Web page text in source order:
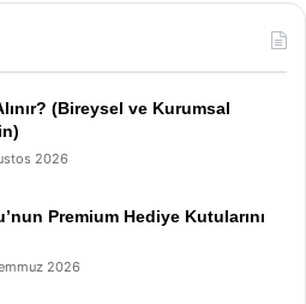
(Bireysel ve Kurumsal
2026
Premium Hediye Kutularını
2026